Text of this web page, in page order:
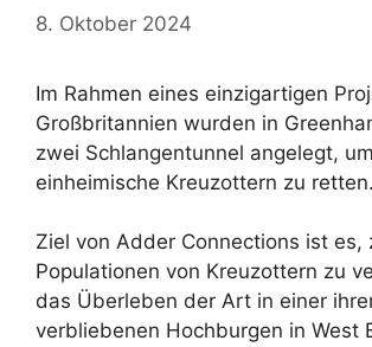
8. Oktober 2024
Im Rahmen eines einzigartigen
Großbritannien wurden in
zwei Schlangentunnel angelegt,
einheimische Kreuzottern zu retten.
Ziel von Adder Connections ist es,
Populationen von Kreuzottern zu
das Überleben der Art in einer
verbliebenen Hochburgen in West